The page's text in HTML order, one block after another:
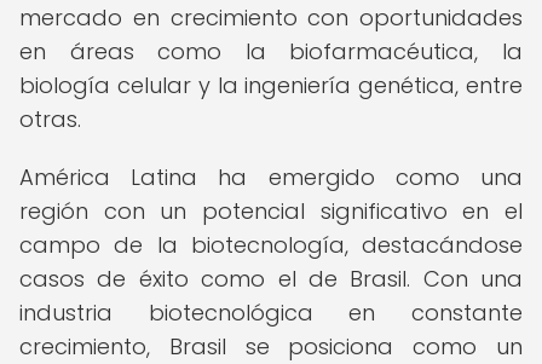
mercado en crecimiento con oportunidades
en áreas como la biofarmacéutica, la
biología celular y la ingeniería genética, entre
otras.
América Latina ha emergido como una
región con un potencial significativo en el
campo de la biotecnología, destacándose
casos de éxito como el de Brasil. Con una
industria biotecnológica en constante
crecimiento, Brasil se posiciona como un